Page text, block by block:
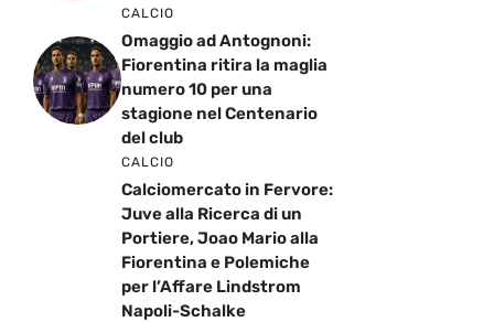
CALCIO
Omaggio ad Antognoni:
Fiorentina ritira la maglia
numero 10 per una
stagione nel Centenario
del club
CALCIO
Calciomercato in Fervore:
Juve alla Ricerca di un
Portiere, Joao Mario alla
Fiorentina e Polemiche
per l’Affare Lindstrom
Napoli-Schalke